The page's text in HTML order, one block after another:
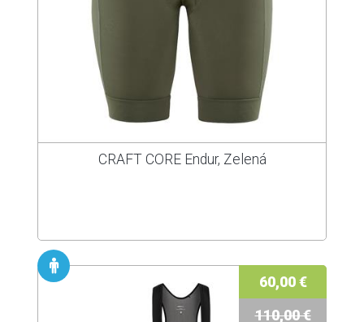
CRAFT CORE Endur, Zelená
60,00 €
110,00 €